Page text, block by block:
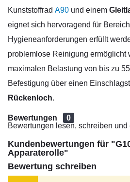
Kunststoffrad A90 und einem
eignet sich hervoragend für
Hygieneanforderungen erfüllt
problemlose Reinigung ermöglicht
maximalen Belastung von bis zu
Befestigung über einen
Rückenloch.
Bewertungen
0
Bewertungen lesen, schreiben und
Kundenbewertungen für
Apparaterolle"
Bewertung schreiben